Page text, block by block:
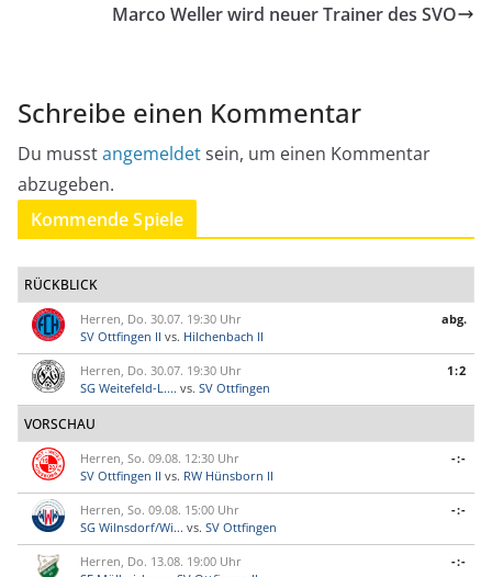
Marco Weller wird neuer Trainer des SVO
Schreibe einen Kommentar
Du musstangemeldetsein, um einen Kommentar
abzugeben.
Kommende Spiele
RÜCKBLICK
Herren, Do. 30.07. 19:30 Uhr
SV Ottfingen II vs. Hilchenbach II
abg.
Herren, Do. 30.07. 19:30 Uhr
SG Weitefeld-L.... vs. SV Ottfingen
1:2
VORSCHAU
Herren, So. 09.08. 12:30 Uhr
SV Ottfingen II vs. RW Hünsborn II
-:-
Herren, So. 09.08. 15:00 Uhr
SG Wilnsdorf/Wi... vs. SV Ottfingen
-:-
Herren, Do. 13.08. 19:00 Uhr
-:-